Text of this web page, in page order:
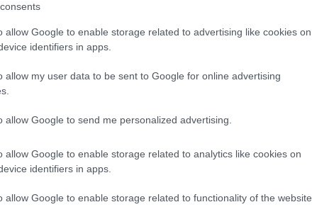
allow Google to enable storage related to advertising like cookies on
identifiers in apps.
allow my user data to be sent to Google for online advertising
allow Google to send me personalized advertising.
allow Google to enable storage related to analytics like cookies on
identifiers in apps.
allow Google to enable storage related to functionality of the website